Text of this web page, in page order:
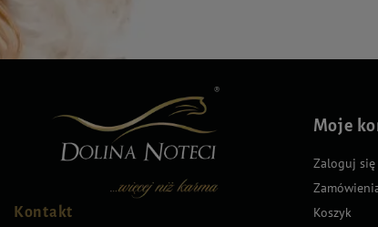
Kontakt
Moje
Zaloguj się
Koszyk